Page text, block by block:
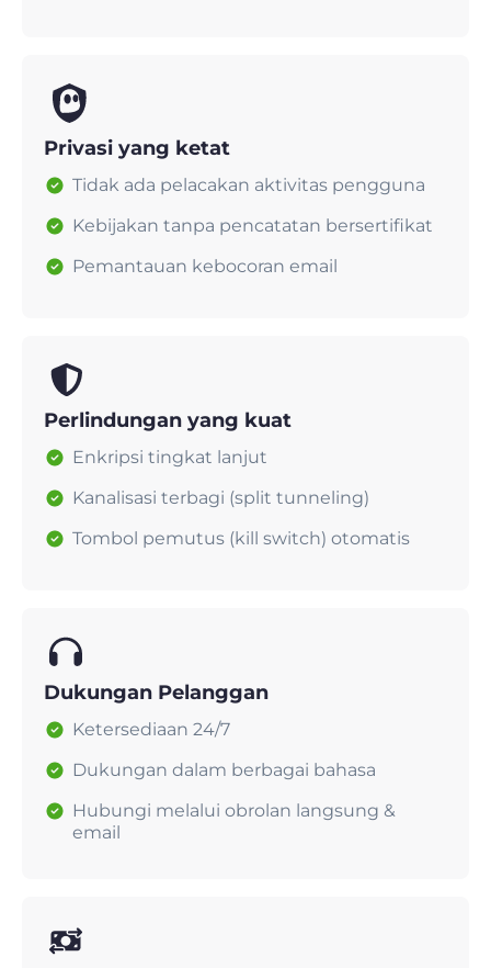
Privasi yang ketat
Tidak ada pelacakan aktivitas pengguna
Kebijakan tanpa pencatatan bersertifikat
Pemantauan kebocoran email
Perlindungan yang kuat
Enkripsi tingkat lanjut
Kanalisasi terbagi (split tunneling)
Tombol pemutus (kill switch) otomatis
Dukungan Pelanggan
Ketersediaan 24/7
Dukungan dalam berbagai bahasa
Hubungi melalui obrolan langsung &
email